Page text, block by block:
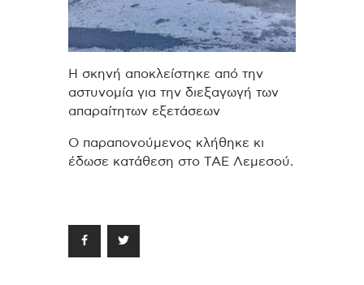
Η σκηνή αποκλείστηκε από την
αστυνομία για την διεξαγωγή των
απαραίτητων εξετάσεων
Ο παραπονούμενος κλήθηκε κι
έδωσε κατάθεση στο ΤΑΕ Λεμεσού.